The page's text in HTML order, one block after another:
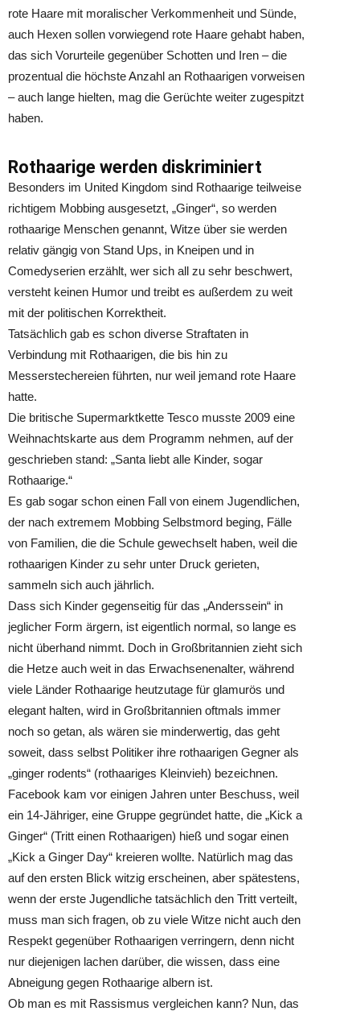
rote Haare mit moralischer Verkommenheit und Sünde,
auch Hexen sollen vorwiegend rote Haare gehabt haben,
das sich Vorurteile gegenüber Schotten und Iren – die
prozentual die höchste Anzahl an Rothaarigen vorweisen
– auch lange hielten, mag die Gerüchte weiter zugespitzt
haben.
Rothaarige werden diskriminiert
Besonders im United Kingdom sind Rothaarige teilweise
richtigem Mobbing ausgesetzt, „Ginger“, so werden
rothaarige Menschen genannt, Witze über sie werden
relativ gängig von Stand Ups, in Kneipen und in
Comedyserien erzählt, wer sich all zu sehr beschwert,
versteht keinen Humor und treibt es außerdem zu weit
mit der politischen Korrektheit.
Tatsächlich gab es schon diverse Straftaten in
Verbindung mit Rothaarigen, die bis hin zu
Messerstechereien führten, nur weil jemand rote Haare
hatte.
Die britische Supermarktkette Tesco musste 2009 eine
Weihnachtskarte aus dem Programm nehmen, auf der
geschrieben stand: „Santa liebt alle Kinder, sogar
Rothaarige.“
Es gab sogar schon einen Fall von einem Jugendlichen,
der nach extremem Mobbing Selbstmord beging, Fälle
von Familien, die die Schule gewechselt haben, weil die
rothaarigen Kinder zu sehr unter Druck gerieten,
sammeln sich auch jährlich.
Dass sich Kinder gegenseitig für das „Anderssein“ in
jeglicher Form ärgern, ist eigentlich normal, so lange es
nicht überhand nimmt. Doch in Großbritannien zieht sich
die Hetze auch weit in das Erwachsenenalter, während
viele Länder Rothaarige heutzutage für glamurös und
elegant halten, wird in Großbritannien oftmals immer
noch so getan, als wären sie minderwertig, das geht
soweit, dass selbst Politiker ihre rothaarigen Gegner als
„ginger rodents“ (rothaariges Kleinvieh) bezeichnen.
Facebook kam vor einigen Jahren unter Beschuss, weil
ein 14-Jähriger, eine Gruppe gegründet hatte, die „Kick a
Ginger“ (Tritt einen Rothaarigen) hieß und sogar einen
„Kick a Ginger Day“ kreieren wollte. Natürlich mag das
auf den ersten Blick witzig erscheinen, aber spätestens,
wenn der erste Jugendliche tatsächlich den Tritt verteilt,
muss man sich fragen, ob zu viele Witze nicht auch den
Respekt gegenüber Rothaarigen verringern, denn nicht
nur diejenigen lachen darüber, die wissen, dass eine
Abneigung gegen Rothaarige albern ist.
Ob man es mit Rassismus vergleichen kann? Nun, das